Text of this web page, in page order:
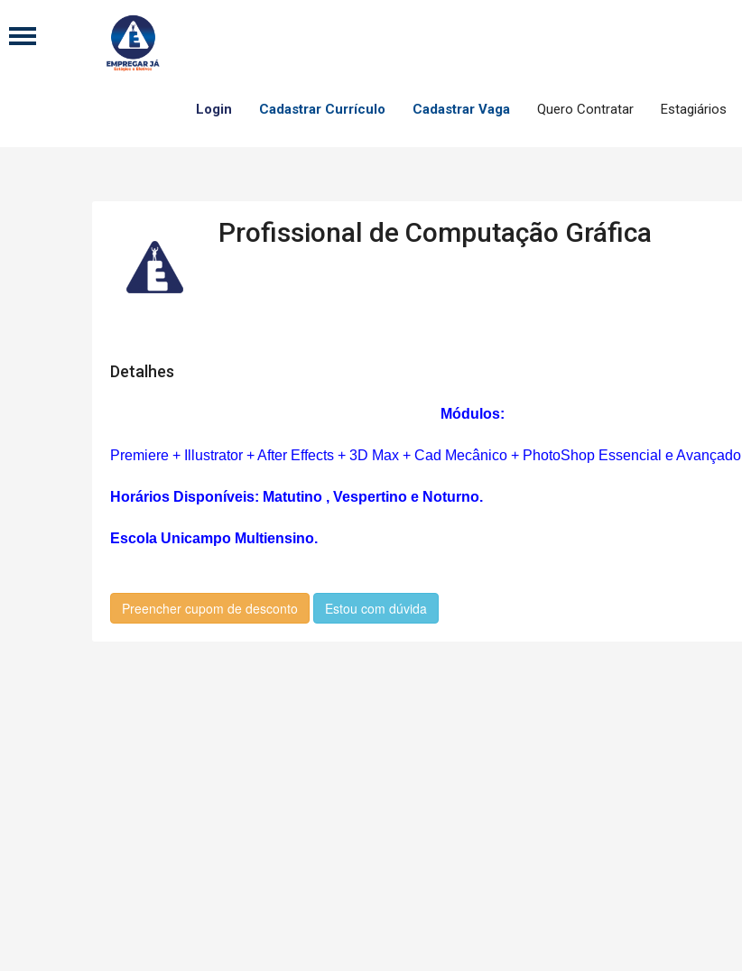
Login Cadastrar Currículo Cadastrar Vaga Quero Contratar Estagiários
Profissional de Computação Gráfica
Detalhes
Módulos:
Premiere + Illustrator + After Effects + 3D Max + Cad Mecânico + PhotoShop Essencial e Avançado
Horários Disponíveis: Matutino , Vespertino e Noturno.
Escola Unicampo Multiensino.
Preencher cupom de desconto Estou com dúvida